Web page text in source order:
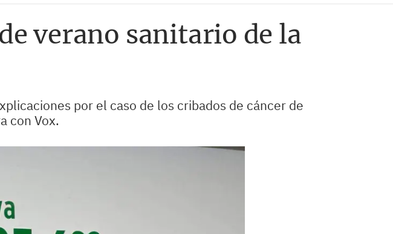
verano sanitario de la
por el caso de los cribados de cáncer de
con Vox.